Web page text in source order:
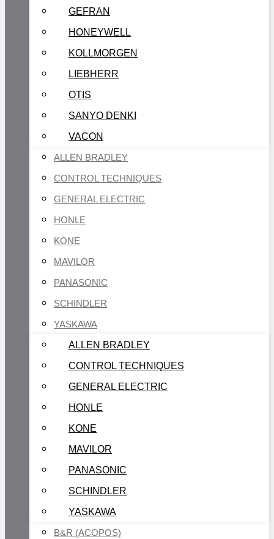
GEFRAN
HONEYWELL
KOLLMORGEN
LIEBHERR
OTIS
SANYO DENKI
VACON
ALLEN BRADLEY
CONTROL TECHNIQUES
GENERAL ELECTRIC
HONLE
KONE
MAVILOR
PANASONIC
SCHINDLER
YASKAWA
ALLEN BRADLEY
CONTROL TECHNIQUES
GENERAL ELECTRIC
HONLE
KONE
MAVILOR
PANASONIC
SCHINDLER
YASKAWA
B&R (ACOPOS)